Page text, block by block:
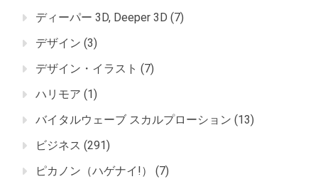
ディーパー 3D, Deeper 3D (7)
デザイン (3)
デザイン・イラスト (7)
ハリモア (1)
バイタルウェーブ スカルプローション (13)
ビジネス (291)
ピカノン（ハゲナイ!）
(7)